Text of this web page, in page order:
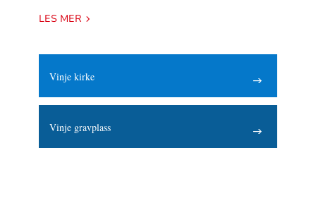
LES MER
Vinje kirke
Vinje gravplass